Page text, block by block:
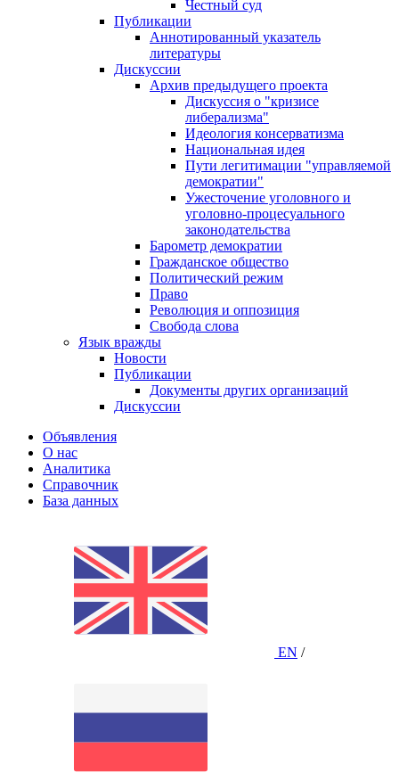
Честный суд
Публикации
Аннотированный указатель
литературы
Дискуссии
Архив предыдущего проекта
Дискуссия о "кризисе
либерализма"
Идеология консерватизма
Национальная идея
Пути легитимации "управляемой
демократии"
Ужесточение уголовного и
уголовно-процесуального
законодательства
Барометр демократии
Гражданское общество
Политический режим
Право
Революция и оппозиция
Свобода слова
Язык вражды
Новости
Публикации
Документы других организаций
Дискуссии
Объявления
О нас
Аналитика
Справочник
База данных
EN /